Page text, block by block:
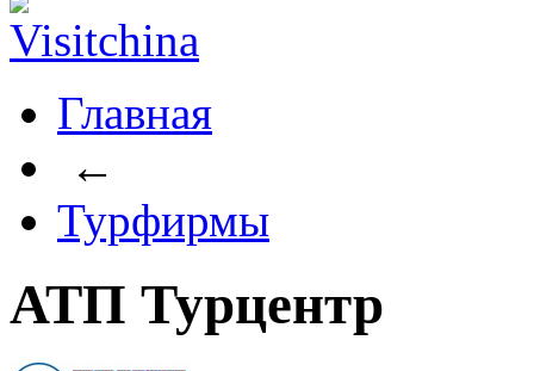
Главная
←
Турфирмы
АТП Турцентр